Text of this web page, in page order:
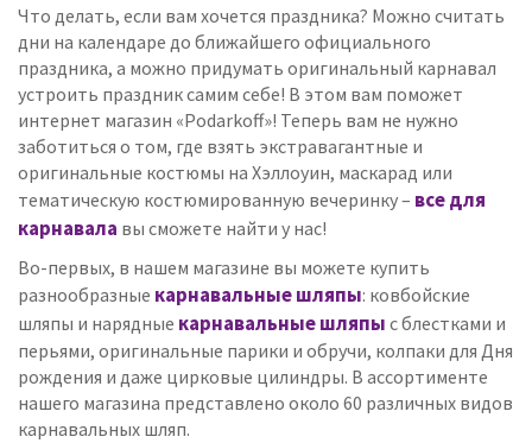
Что делать, если вам хочется праздника? Можно считать
дни на календаре до ближайшего официального
праздника, а можно придумать оригинальный карнавал
устроить праздник самим себе! В этом вам поможет
интернет магазин «Podarkoff»! Теперь вам не нужно
заботиться о том, где взять экстравагантные и
оригинальные костюмы на Хэллоуин, маскарад или
тематическую костюмированную вечеринку – все для
карнавала вы сможете найти у нас!
Во-первых, в нашем магазине вы можете купить
разнообразные карнавальные шляпы: ковбойские
шляпы и нарядные карнавальные шляпы с блестками и
перьями, оригинальные парики и обручи, колпаки для Дня
рождения и даже цирковые цилиндры. В ассортименте
нашего магазина представлено около 60 различных видов
карнавальных шляп.